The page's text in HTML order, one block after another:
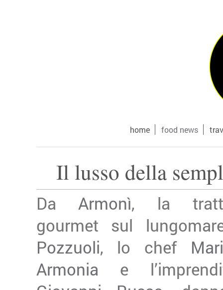
home food news
Il lusso della
DaArmonì, la
gourmet sul
Pozzuoli, lo chef
Armonia e